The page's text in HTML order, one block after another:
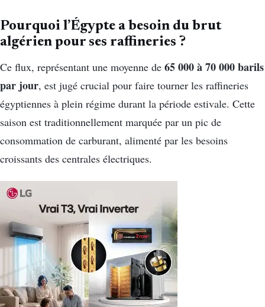
Pourquoi l’Égypte a besoin du brut
algérien pour ses raffineries ?
Ce flux, représentant une moyenne de 65 000 à 70 000 barils
par jour, est jugé crucial pour faire tourner les raffineries
égyptiennes à plein régime durant la période estivale. Cette
saison est traditionnellement marquée par un pic de
consommation de carburant, alimenté par les besoins
croissants des centrales électriques.